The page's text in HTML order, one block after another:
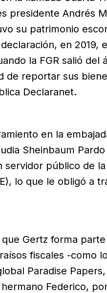
presidente Andrés
su patrimonio
en 2019,
la FGR salió
de reportar sus
Declaranet.
en la
Sheinbaum
servidor público de
lo que le obligó a
Gertz forma
fiscales -como
Paradise
Federico,